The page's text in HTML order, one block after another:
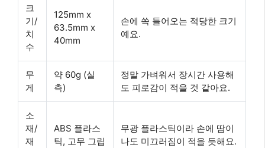
크
기/
치
수
125mm x
63.5mm x
40mm
손에 쏙 들어오는 적당한 크기
예요.
무
게
약 60g (실
측)
정말 가벼워서 장시간 사용해
도 피로감이 적을 것 같아요.
소
재/
재
ABS 플라스
틱, 고무 그립
무광 플라스틱이라 손에 땀이
나도 미끄러짐이 적을 듯해요.